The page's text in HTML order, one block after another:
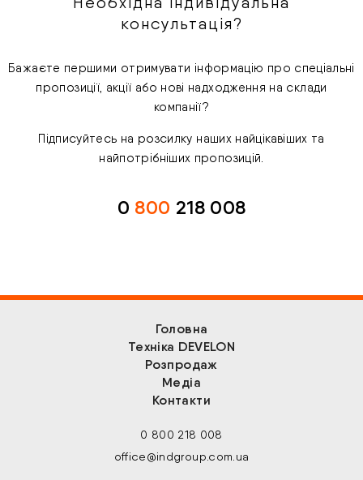
консультація?
Бажаєте першими отримувати інформацію про спеціальні
пропозиції, акції або нові надходження на склади
компанії?
Підписуйтесь на розсилку наших найцікавіших та
найпотрібніших пропозицій.
0 800 218 008
Головна
Техніка DEVELON
Розпродаж
Медіа
Контакти
0 800 218 008
office@indgroup.com.ua